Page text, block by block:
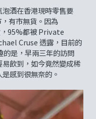
酒在香港現時零售要
有市無貨。因為
95%都被 Private
Cruse 透露，目前的
是，早兩三年的訪問
飲到，如今竟然變成稀
感到很無奈的。